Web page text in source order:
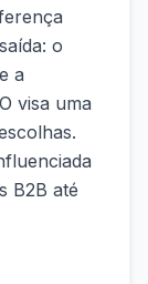
o
a
visa uma
B2B até